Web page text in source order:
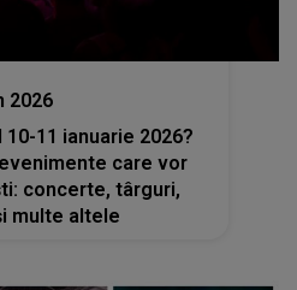
2026
11 ianuarie 2026?
care vor
concerte, târguri,
multe altele